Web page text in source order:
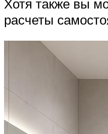
Хотя также вы
расчеты